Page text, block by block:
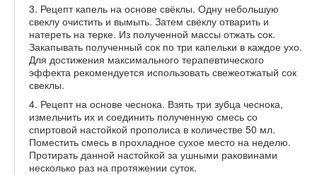
3. Рецепт капель на основе свёклы. Одну небольшую
свеклу очистить и вымыть. Затем свёклу отварить и
натереть на терке. Из полученной массы отжать сок.
Закапывать полученный сок по три капельки в каждое ухо.
Для достижения максимального терапевтического
эффекта рекомендуется использовать свежеотжатый сок
свеклы.
4. Рецепт на основе чеснока. Взять три зубца чеснока,
измельчить их и соединить полученную смесь со
спиртовой настойкой прополиса в количестве 50 мл.
Поместить смесь в прохладное сухое место на неделю.
Протирать данной настойкой за ушными раковинами
несколько раз на протяжении суток.